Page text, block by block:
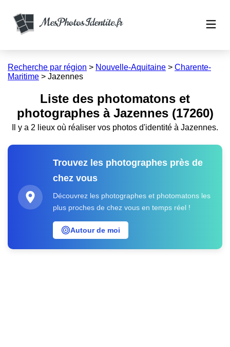
Recherche par région > Nouvelle-Aquitaine > Charente-
Maritime > Jazennes
Liste des photomatons et
photographes à Jazennes (17260)
Il y a 2 lieux où réaliser vos photos d'identité à Jazennes.
Trouvez les photographes près de
chez vous
Découvrez les photographes et photomatons les
plus proches de chez vous en temps réel !
Autour de moi